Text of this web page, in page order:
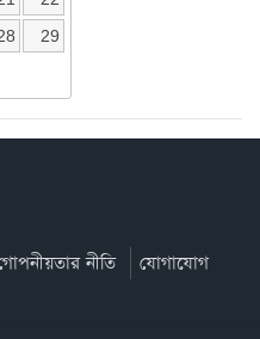
29
নীতি যোগাযোগ